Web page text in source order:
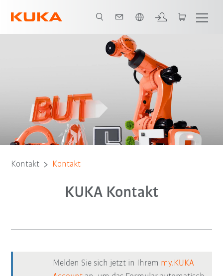
Kontakt Kontakt
KUKA Kontakt
Melden Sie sich jetzt in Ihrem my.KUKA